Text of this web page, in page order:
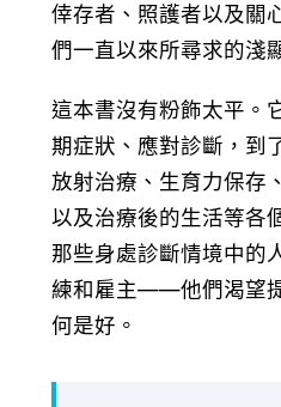
倖存者、照護者以及關
們一直以來所尋求的淺
這本書沒有粉飾太平。
期症狀、應對診斷，到
放射治療、生育力保存
以及治療後的生活等各
那些身處診斷情境中的
練和雇主——他們渴望
何是好。